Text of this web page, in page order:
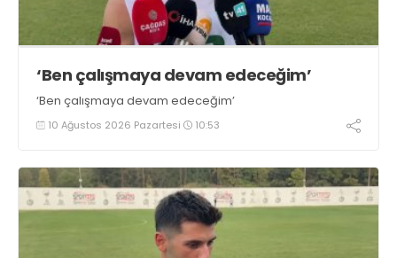
‘Ben çalışmaya devam edeceğim’
‘Ben çalışmaya devam edeceğim’
10 Ağustos 2026 Pazartesi 10:53